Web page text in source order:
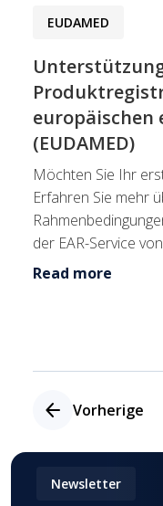
EUDAMED
europäischen
(EUDAMED)
Möchten Sie Ihr
Erfahren Sie mehr
der EAR-Service
kann.
Read more
arrow_back Vorherige
Newsletter